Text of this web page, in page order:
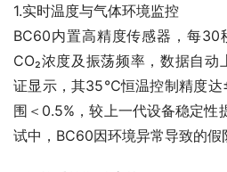
1.实时温度与气体环境监控
BC60内置高精度传感器，每30
CO₂浓度及振荡频率，数据自动
证显示，其35℃恒温控制精度
围＜0.5%，较上一代设备稳定性
试中，BC60因环境异常导致的假